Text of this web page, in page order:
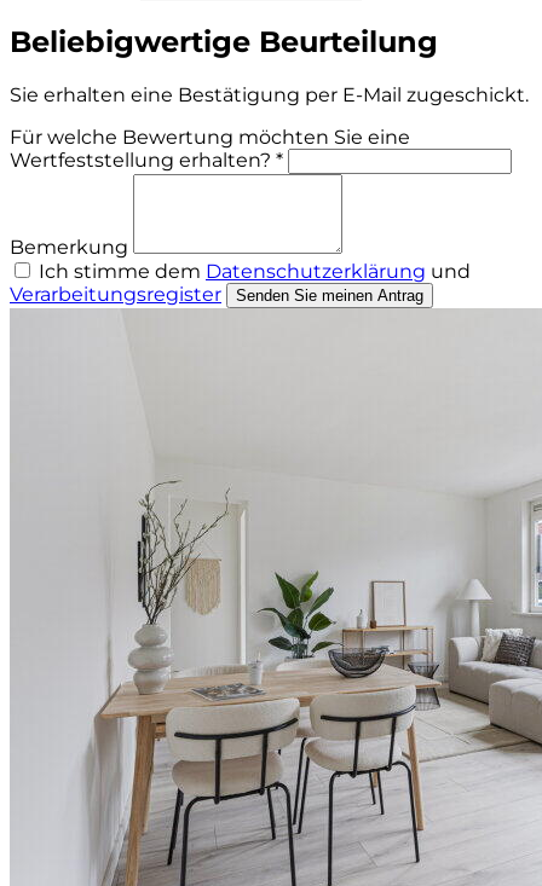
Beliebigwertige Beurteilung
Sie erhalten eine Bestätigung per E-Mail zugeschickt.
Für welche Bewertung möchten Sie eine
Wertfeststellung erhalten? *
Bemerkung
Ich stimme dem Datenschutzerklärung und
Verarbeitungsregister
Senden Sie meinen Antrag